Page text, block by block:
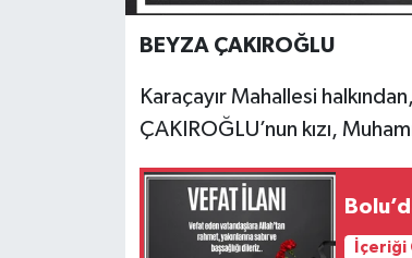
BEYZA ÇAKIROĞLU
Karaçayır Mahallesi
ÇAKIROĞLU’nun kızı,